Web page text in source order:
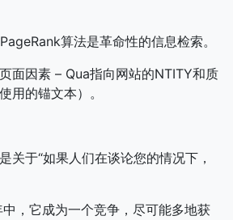
算法是革命性的信息检索。
面因素 – Qua指向网站的NTITY和质
用的锚文本）。
关于“如果人们在谈论您的情况下，
，它成为一个竞争，尽可能多地获